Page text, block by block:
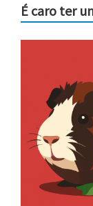
É caro ter